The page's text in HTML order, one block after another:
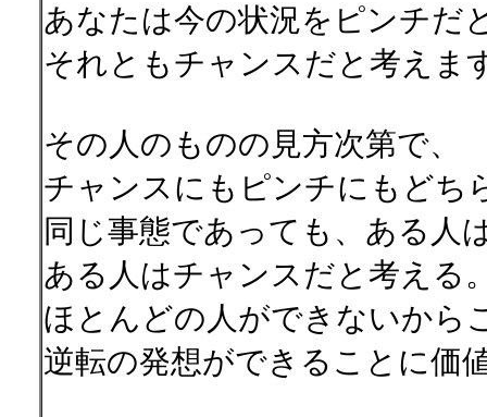
あなたは今の状況をピンチだ
それともチャンスだと考えま
その人のものの見方次第で、
チャンスにもピンチにもどち
同じ事態であっても、ある人
ある人はチャンスだと考える
ほとんどの人ができないから
逆転の発想ができることに価